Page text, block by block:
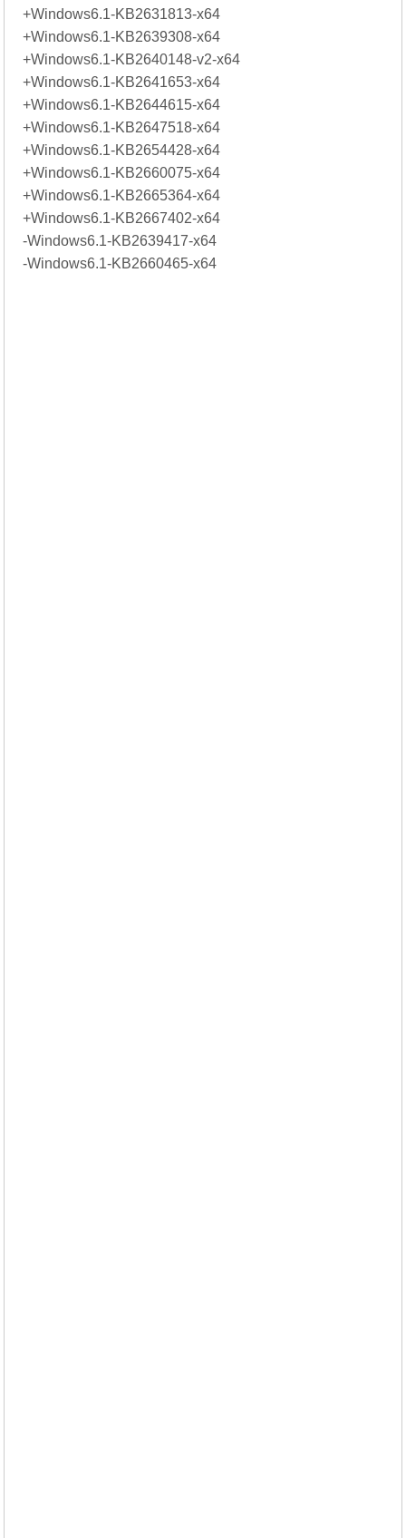
+Windows6.1-KB2631813-x64
+Windows6.1-KB2639308-x64
+Windows6.1-KB2640148-v2-x64
+Windows6.1-KB2641653-x64
+Windows6.1-KB2644615-x64
+Windows6.1-KB2647518-x64
+Windows6.1-KB2654428-x64
+Windows6.1-KB2660075-x64
+Windows6.1-KB2665364-x64
+Windows6.1-KB2667402-x64
-Windows6.1-KB2639417-x64
-Windows6.1-KB2660465-x64